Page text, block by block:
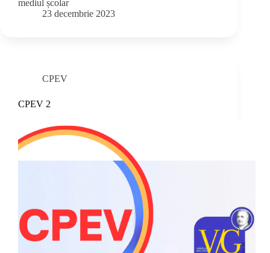
mediul școlar
23 decembrie 2023
CPEV
CPEV 2